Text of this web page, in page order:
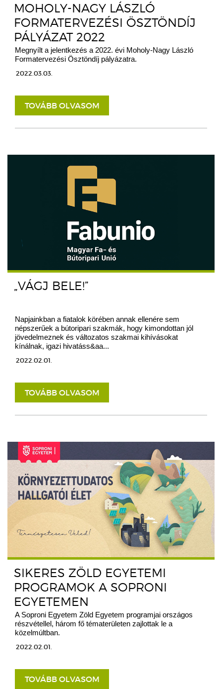
MOHOLY-NAGY LÁSZLÓ
FORMATERVEZÉSI ÖSZTÖNDÍJ
PÁLYÁZAT 2022
Megnyílt a jelentkezés a 2022. évi Moholy-Nagy László
Formatervezési Ösztöndíj pályázatra.
2022.03.03.
TOVÁBB OLVASOM
„VÁGJ BELE!”
Napjainkban a fiatalok körében annak ellenére sem
népszerűek a bútoripari szakmák, hogy kimondottan jól
jövedelmeznek és változatos szakmai kihívásokat
kínálnak, igazi hivatáss&aa...
2022.02.01.
TOVÁBB OLVASOM
SIKERES ZÖLD EGYETEMI
PROGRAMOK A SOPRONI
EGYETEMEN
A Soproni Egyetem Zöld Egyetem programjai országos
részvétellel, három fő tématerületen zajlottak le a
közelmúltban.
2022.02.01.
TOVÁBB OLVASOM